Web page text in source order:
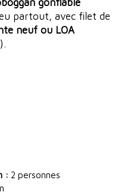
gonflable
partout, avec filet de
neuf ou LOA
: 2 personnes